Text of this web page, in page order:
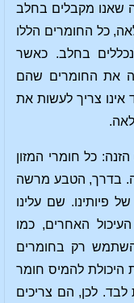
שאנו מקבלים בחלב
הלאה, כל החומרים הללו
בחלב. כאשר
את החומרים שהם
אינו צריך לעשות את
כל חומרי המזון
בדרך, הטבע מרשה
פיותינו. שם עלינו
האחרים, כמו
רק בחומרים
היכולת להמיס חומר
לכן, הם צריכים